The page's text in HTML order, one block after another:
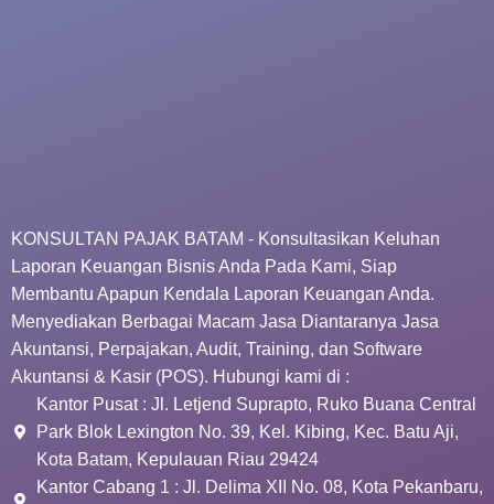
KONSULTAN PAJAK BATAM - Konsultasikan Keluhan
Laporan Keuangan Bisnis Anda Pada Kami, Siap
Membantu Apapun Kendala Laporan Keuangan Anda.
Menyediakan Berbagai Macam Jasa Diantaranya Jasa
Akuntansi, Perpajakan, Audit, Training, dan Software
Akuntansi & Kasir (POS). Hubungi kami di :
Kantor Pusat : Jl. Letjend Suprapto, Ruko Buana Central
Park Blok Lexington No. 39, Kel. Kibing, Kec. Batu Aji,
Kota Batam, Kepulauan Riau 29424
Kantor Cabang 1 : Jl. Delima XII No. 08, Kota Pekanbaru,